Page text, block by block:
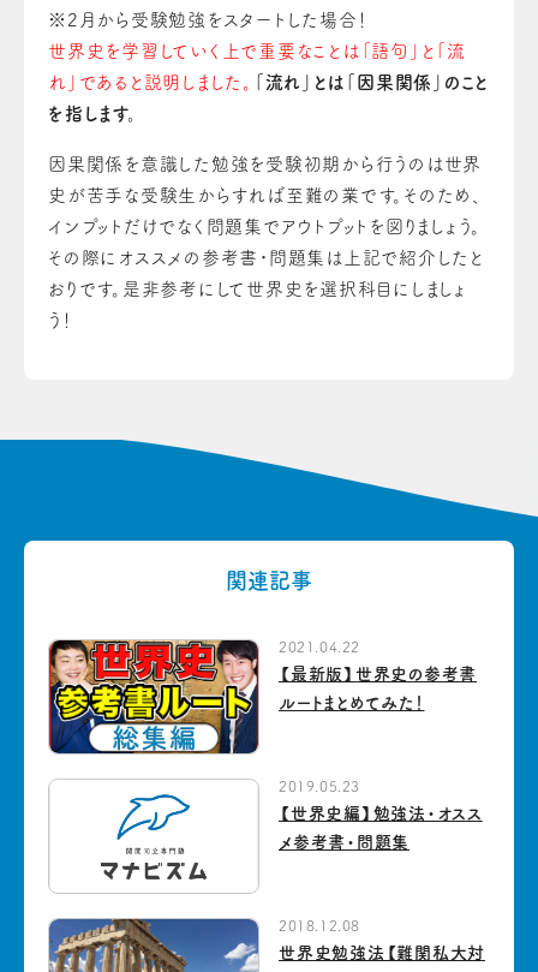
※2月から受験勉強をスタートした場合！
世界史を学習していく上で重要なことは「語句」と「流
れ」であると説明しました。
「流れ」とは「因果関係」のこと
を指します。
因果関係を意識した勉強を受験初期から行うのは世界
史が苦手な受験生からすれば至難の業です。そのため、
インプットだけでなく問題集でアウトプットを図りましょう。
その際にオススメの参考書・問題集は上記で紹介したと
おりです。是非参考にして世界史を選択科目にしましょ
う！
関連記事
2021.04.22
【最新版】世界史の参考書
ルートまとめてみた！
2019.05.23
【世界史編】勉強法・オスス
メ参考書・問題集
2018.12.08
世界史勉強法【難関私大対